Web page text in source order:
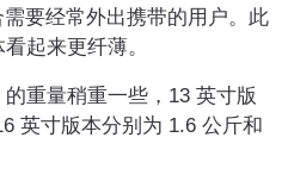
要经常外出携带的用户。此
起来更纤薄。
的重量稍重一些，13 英寸版
英寸版本分别为 1.6 公斤和